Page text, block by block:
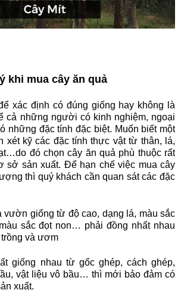
khi mua cây ăn quả
xác định có đúng giống hay không là
cả những người có kinh nghiệm, ngoại
những đặc tính đặc biệt. Muốn biết một
xét kỹ các đặc tính thực vật từ thân, lá,
đó chọn cây ăn quả phù thuộc rất
sở sản xuất. Để hạn chế việc mua cây
thì quý khách cần quan sát các đặc
vườn giống từ độ cao, dạng lá, màu sắc
sắc đọt non… phải đồng nhất nhau
và ươm
giống nhau từ gốc ghép, cách ghép,
vật liệu vô bầu… thì mới bảo đảm có
xuất.